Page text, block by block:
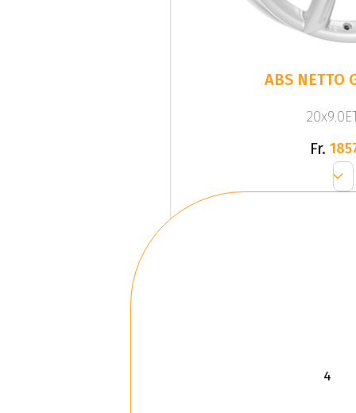
ABS NETTO
Fr.